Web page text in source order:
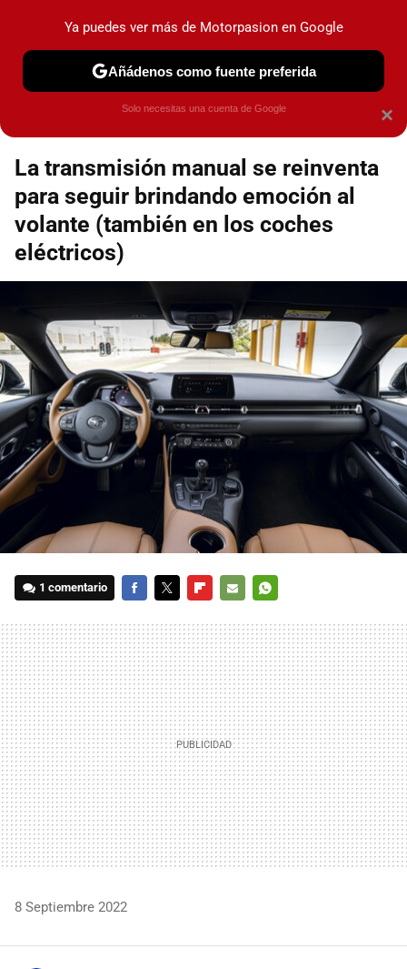
marca que se menciona
Espacio Toyota
La transmisión manual se reinventa
para seguir brindando emoción al
volante (también en los coches
eléctricos)
1 comentario
MAIL
8 Septiembre 2022
×
Ya puedes ver más de Motorpasion en Google
Añádenos como fuente preferida
Solo necesitas una cuenta de Google